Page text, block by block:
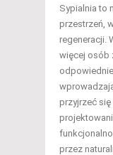
Sypialnia to
przestrzeń,
regeneracji.
więcej osób
odpowiednie
przyjrzeć
przez